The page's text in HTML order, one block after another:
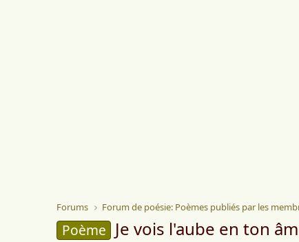
Forums
Poème Je vois l'aube en ton